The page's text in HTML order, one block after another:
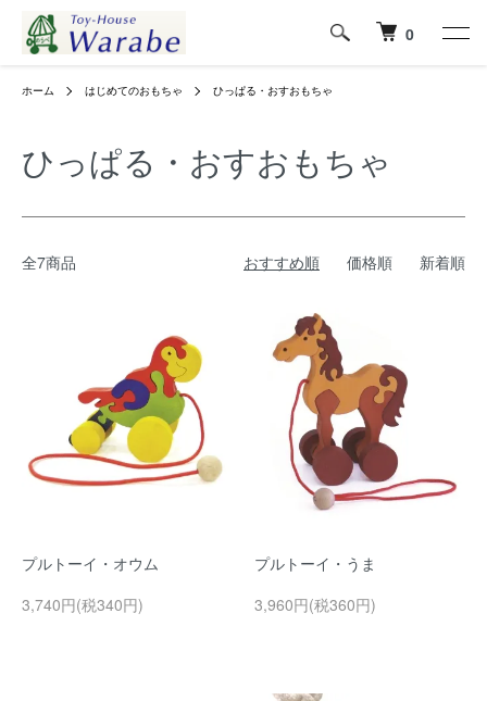
0
ホーム はじめてのおもちゃ ひっぱる・おすおもちゃ
ひっぱる・おすおもちゃ
全7商品 おすすめ順 価格順 新着順
プルトーイ・オウム
3,740円(税340円)
プルトーイ・うま
3,960円(税360円)